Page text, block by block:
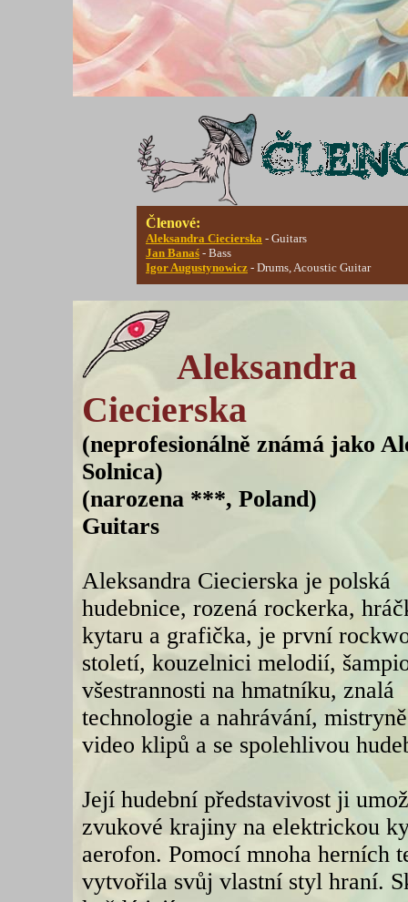
Členové:
Aleksandra Ciecierska - Guitars
Jan Banaś - Bass
Igor Augustynowicz - Drums, Acoustic Guitar
Aleksandra
Ciecierska
(neprofesionálně známá jako
Solnica)
(narozena ***, Poland)
Guitars
Aleksandra Ciecierska je polská
hudebnice, rozená rockerka,
kytaru a grafička, je první
století, kouzelnici melodií,
všestrannosti na hmatníku, znalá
technologie a nahrávání,
video klipů a se spolehlivou
Její hudební představivost ji
zvukové krajiny na elektrickou
aerofon. Pomocí mnoha herních
vytvořila svůj vlastní styl hraní.